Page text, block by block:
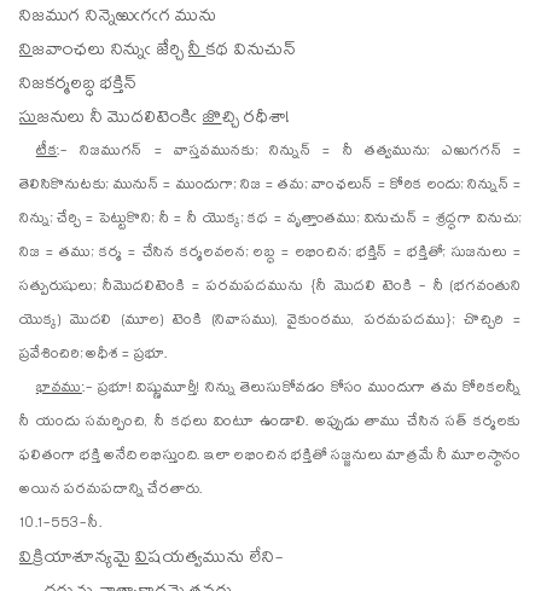
నిజముగ నిన్నెఱుఁగఁగ మును
నిజవాంఛలు నిన్నుఁ జేర్చినీకథ వినుచున్
నిజకర్మలబ్ధ భక్తిన్
సుజనులు నీ మొదలిటెంకిఁజొచ్చి రధీశా!
టీక:- నిజముగన్ = వాస్తవమునకు; నిన్నున్ = నీ తత్వమును; ఎఱుగగన్ =
తెలిసికొనుటకు; మునున్ = ముందుగా; నిజ = తమ; వాంఛలున్ = కోరిక లందు; నిన్నున్ =
నిన్ను; చేర్చి = పెట్టుకొని; నీ = నీ యొక్క; కథ = వృత్తాంతము; వినుచున్ = శ్రద్ధగా వినుచు;
నిజ = తము; కర్మ = చేసిన కర్మలవలన; లబ్ధ = లభించిన; భక్తిన్ = భక్తితో; సుజనులు =
సత్పురుషులు; నీమొదలిటెంకి = పరమపదమును {నీ మొదలి టెంకి - నీ (భగవంతుని
యొక్క) మొదలి (మూల) టెంకి (నివాసము), వైకుంఠము, పరమపదము}; చొచ్చిరి =
ప్రవేశించిరి; అధీశ = ప్రభూ.
భావము:- ప్రభూ! విష్ణుమూర్తీ! నిన్ను తెలుసుకోవడం కోసం ముందుగా తమ కోరికలన్నీ
నీ యందు సమర్పించి, నీ కథలు వింటూ ఉండాలి. అప్పుడు తాము చేసిన సత్ కర్మలకు
ఫలితంగా భక్తి అనేది లభిస్తుంది. ఇలా లభించిన భక్తితో సజ్జనులు మాత్రమే నీ మూలస్థానం
అయిన పరమపదాన్ని చేరతారు.
10.1-553-సీ.
విక్రియాశూన్యమైవిషయత్వమును లేని-